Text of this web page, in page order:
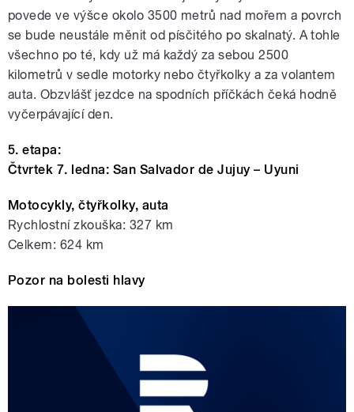
povede ve výšce okolo 3500 metrů nad mořem a povrch
se bude neustále měnit od písčitého po skalnatý. A tohle
všechno po té, kdy už má každý za sebou 2500
kilometrů v sedle motorky nebo čtyřkolky a za volantem
auta. Obzvlášť jezdce na spodních příčkách čeká hodně
vyčerpávající den.
5. etapa:
Čtvrtek 7. ledna: San Salvador de Jujuy – Uyuni
Motocykly, čtyřkolky, auta
Rychlostní zkouška: 327 km
Celkem: 624 km
Pozor na bolesti hlavy